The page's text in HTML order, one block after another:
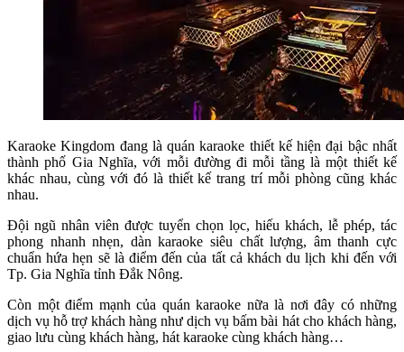
Karaoke Kingdom đang là quán karaoke thiết kế hiện đại bậc nhất
thành phố Gia Nghĩa, với mỗi đường đi mỗi tầng là một thiết kế
khác nhau, cùng với đó là thiết kế trang trí mỗi phòng cũng khác
nhau.
Đội ngũ nhân viên được tuyển chọn lọc, hiếu khách, lễ phép, tác
phong nhanh nhẹn, dàn karaoke siêu chất lượng, âm thanh cực
chuẩn hứa hẹn sẽ là điểm đến của tất cả khách du lịch khi đến với
Tp. Gia Nghĩa tỉnh Đắk Nông.
Còn một điểm mạnh của quán karaoke nữa là nơi đây có những
dịch vụ hỗ trợ khách hàng như dịch vụ bấm bài hát cho khách hàng,
giao lưu cùng khách hàng, hát karaoke cùng khách hàng…